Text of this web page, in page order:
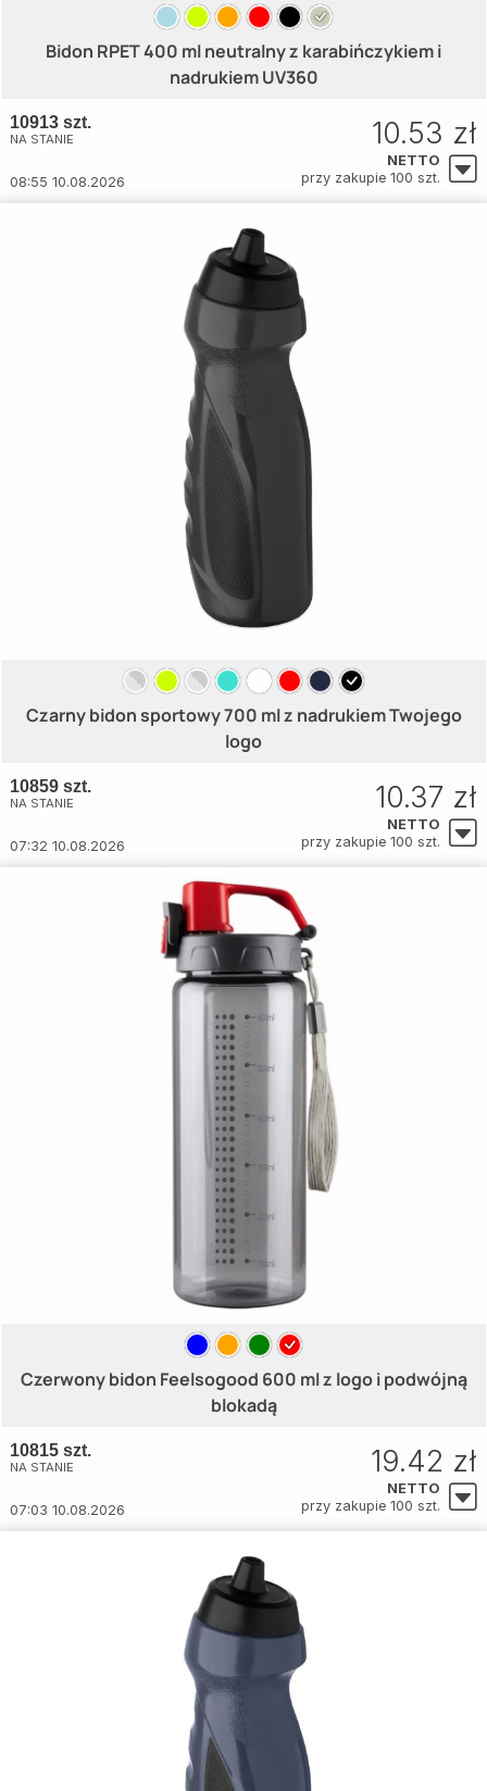
Bidon RPET 400 ml neutralny z karabińczykiem i
nadrukiem UV360
10913 szt.
NA STANIE
08:55 10.08.2026
10.53 zł
NETTO
przy zakupie 100 szt.
Czarny bidon sportowy 700 ml z nadrukiem Twojego
logo
10859 szt.
NA STANIE
07:32 10.08.2026
10.37 zł
NETTO
przy zakupie 100 szt.
Czerwony bidon Feelsogood 600 ml z logo i podwójną
blokadą
10815 szt.
NA STANIE
07:03 10.08.2026
19.42 zł
NETTO
przy zakupie 100 szt.